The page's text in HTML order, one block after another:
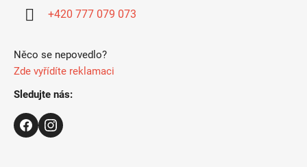
+420 777 079 073
Něco se nepovedlo?
Zde vyřídíte reklamaci
Sledujte nás: